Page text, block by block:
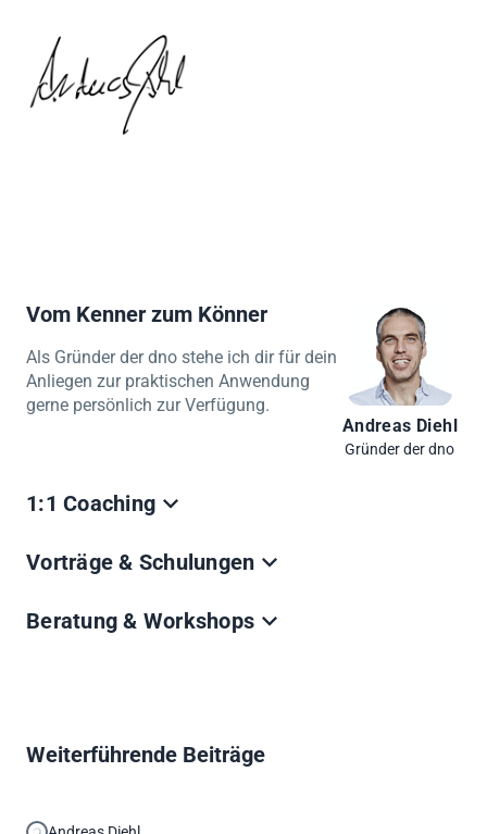
Andreas Diehl
Gründer der dno
Vom Kenner zum Könner
Als Gründer der dno stehe ich dir für dein
Anliegen zur praktischen Anwendung
gerne persönlich zur Verfügung.
1:1 Coaching
Schnell, einfach, unkompliziert auch ohne
Termin buchen (€)
Vorträge & Schulungen
deinem Event in internen Mitarbeitern Lunch & Learns
Beratung & Workshops
Weiterführende Beiträge